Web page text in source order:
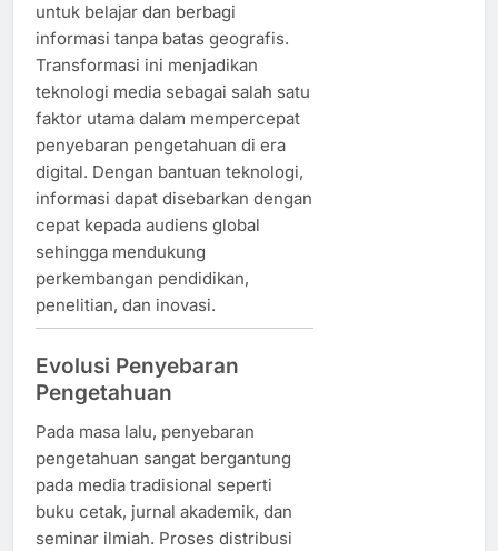
untuk belajar dan berbagi
informasi tanpa batas geografis.
Transformasi ini menjadikan
teknologi media sebagai salah satu
faktor utama dalam mempercepat
penyebaran pengetahuan di era
digital. Dengan bantuan teknologi,
informasi dapat disebarkan dengan
cepat kepada audiens global
sehingga mendukung
perkembangan pendidikan,
penelitian, dan inovasi.
Evolusi Penyebaran
Pengetahuan
Pada masa lalu, penyebaran
pengetahuan sangat bergantung
pada media tradisional seperti
buku cetak, jurnal akademik, dan
seminar ilmiah. Proses distribusi